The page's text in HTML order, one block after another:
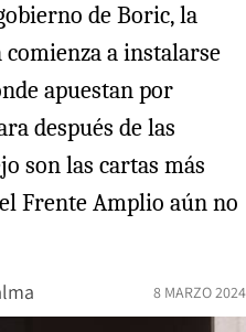
de Boric, la
a instalarse
apuestan por
después de las
son las cartas más
Frente Amplio aún no
8 MARZO 2024